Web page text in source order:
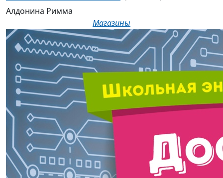
Алдонина Римма
Магазины